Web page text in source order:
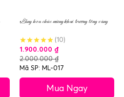
Lẵng hoa chúc mừng khai trương tông vàng
(10)
1.900.000 ₫
2.000.000₫
Mã SP: ML-017
Mua Ngay